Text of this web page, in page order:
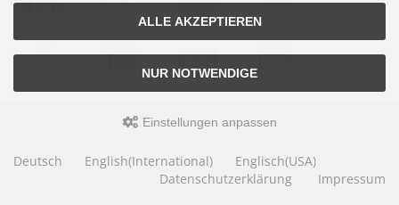
© 2026 Schutznetze24 GmbH • Alle Rechte vorbehalten
Design: construktiv GmbH
Programmierung & Umsetzung: Rehm Webdesign
ALLE AKZEPTIEREN
NUR NOTWENDIGE
Einstellungen anpassen
Deutsch English(International)
Englisch(USA)
Datenschutzerklärung
Impressum